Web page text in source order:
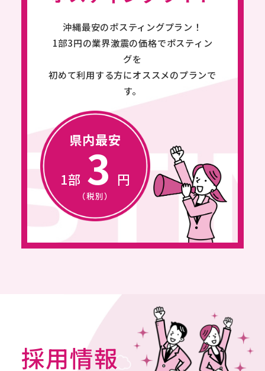
簡単御見積
よくあるご質問
FAQ
アクセス
ACCESS
お知らせ
NEWS
県内最安
1部 3 円
（税別）
沖縄最安のポスティングプラン！
1部3円の業界激震の価格でポスティン
グを
初めて利用する方にオススメのプランで
す。
採用情報